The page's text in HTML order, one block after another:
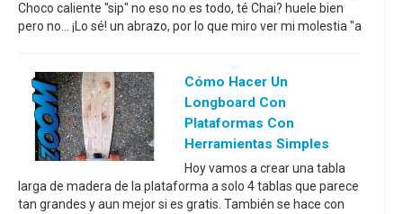
Choco caliente "sip" no eso no es todo, té Chai? huele bien
pero no... ¡Lo sé! un abrazo, por lo que miro ver mi molestia "a
Cómo Hacer Un
Longboard Con
Plataformas Con
Herramientas Simples
Hoy vamos a crear una tabla
larga de madera de la plataforma a solo 4 tablas que parece
tan grandes y aun mejor si es gratis. También se hace con